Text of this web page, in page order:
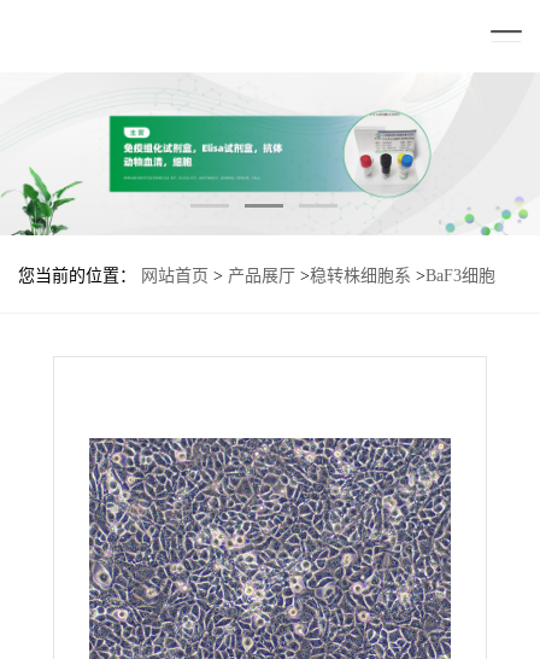
您当前的位置： 网站首页 > 产品展厅 >稳转株细胞系 >BaF3细胞